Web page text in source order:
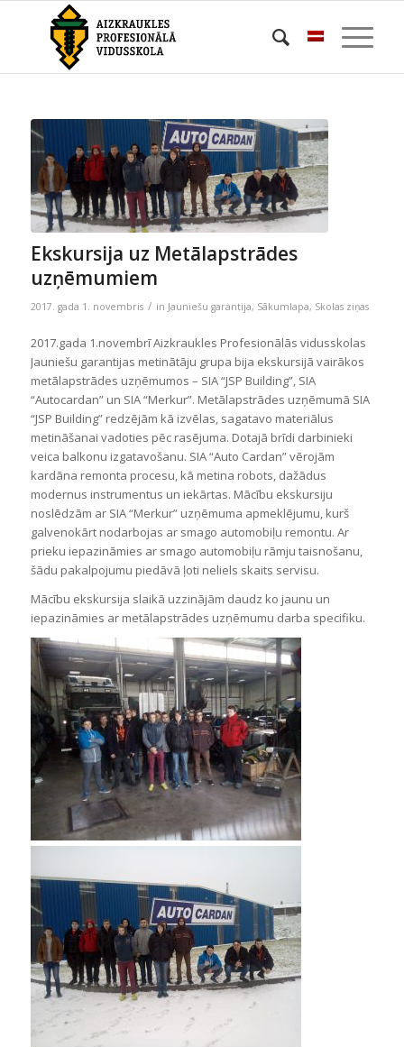
Ekskursija uz Metālapstrādes
uzņēmumiem
2017. gada 1. novembris / in Jauniešu garantija, Sākumlapa, Skolas ziņas
2017.gada 1.novembrī Aizkraukles Profesionālās vidusskolas
Jauniešu garantijas metinātāju grupa bija ekskursijā vairākos
metālapstrādes uzņēmumos – SIA “JSP Building”, SIA
“Autocardan” un SIA “Merkur”. Metālapstrādes uzņēmumā SIA
“JSP Building” redzējām kā izvēlas, sagatavo materiālus
metināšanai vadoties pēc rasējuma. Dotajā brīdi darbinieki
veica balkonu izgatavošanu. SIA “Auto Cardan” vērojām
kardāna remonta procesu, kā metina robots, dažādus
modernus instrumentus un iekārtas. Mācību ekskursiju
noslēdzām ar SIA “Merkur” uzņēmuma apmeklējumu, kurš
galvenokārt nodarbojas ar smago automobiļu remontu. Ar
prieku iepazināmies ar smago automobiļu rāmju taisnošanu,
šādu pakalpojumu piedāvā ļoti neliels skaits servisu.
Mācību ekskursija slaikā uzzinājām daudz ko jaunu un
iepazināmies ar metālapstrādes uzņēmumu darba specifiku.